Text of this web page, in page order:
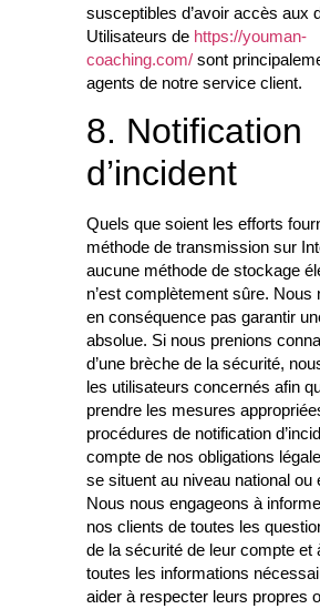
susceptibles d’avoir accès aux
Utilisateurs de https://youman-
coaching.com/ sont
agents de notre service client.
8. Notification
d’incident
Quels que soient les efforts
méthode de transmission sur
aucune méthode de stockage
n’est complètement sûre. Nous
en conséquence pas garantir
absolue. Si nous prenions
d’une brèche de la sécurité,
les utilisateurs concernés afin
prendre les mesures
procédures de notification
compte de nos obligations
se situent au niveau national ou
Nous nous engageons à
nos clients de toutes les
de la sécurité de leur compte et
toutes les informations
aider à respecter leurs propres